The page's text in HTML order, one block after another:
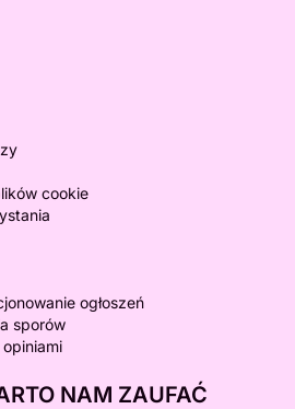
cookie
ogłoszeń
sporów
NAM ZAUFAĆ